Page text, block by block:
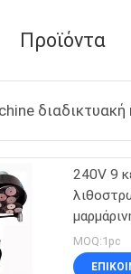
Προϊόντα
διαδικτυακή
240V 9
μύλων
MOQ:1pc